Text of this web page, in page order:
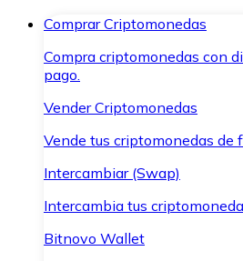
Comprar Criptomonedas
Compra criptomonedas con
pago.
Vender Criptomonedas
Vende tus criptomonedas de
Intercambiar (Swap)
Intercambia tus
Bitnovo Wallet